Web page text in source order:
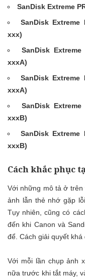
SanDisk Extreme
SanDisk Extreme
xxx)
SanDisk Extreme
xxxA)
SanDisk Extreme
xxxA)
SanDisk Extreme
xxxB)
SanDisk Extreme
xxxB)
Cách khắc phục
Với những mô tả ở
ảnh lẫn thẻ nhớ gặp
Tụy nhiên, cũng có
đến khi Canon và
để. Cách giải quyết
Với mỗi lần chụp ảnh
nữa trước khi tắt máy,